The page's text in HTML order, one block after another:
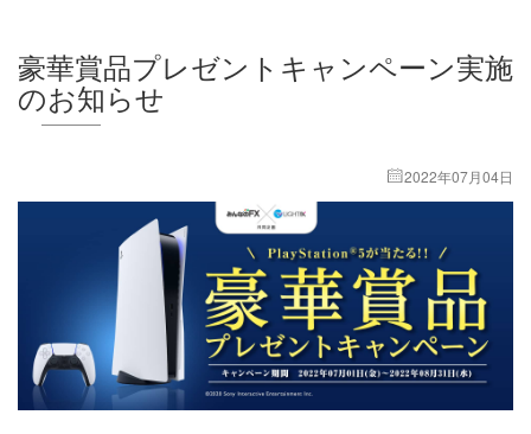
豪華賞品プレゼントキャンペーン実施
のお知らせ
2022年07月04日